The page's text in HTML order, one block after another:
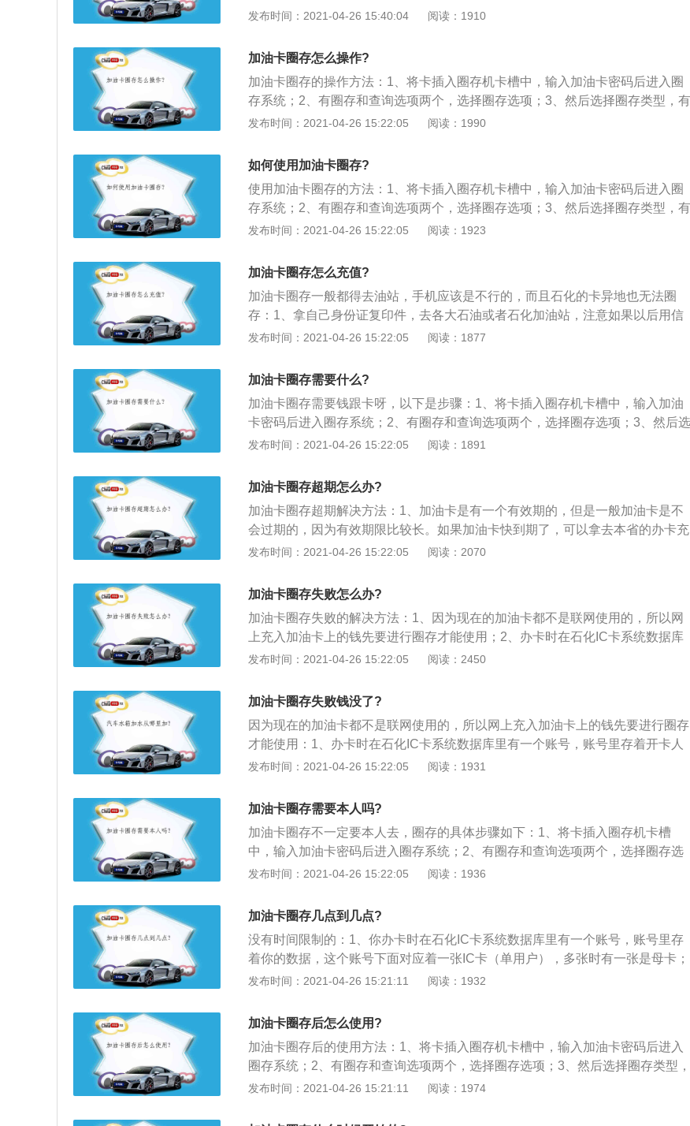
步；2、你在网上往加油卡里充了钱，服务器里有你充钱的数据，但是加油卡芯
是没有充到钱的；3、加油卡是可以自己圈存的，圈存操作很简单，加油卡充值
后，到加油站使用圈存机圈存。
发布时间：2021-04-26 15:40:04 阅读：1910
加油卡圈存怎么操作?
加油卡圈存的操作方法：1、将卡插入圈存机卡槽中，输入加油卡密码后进入圈
存系统；2、有圈存和查询选项两个，选择圈存选项；3、然后选择圈存类型，有
电子钱包和积分选项，选择电子钱包；4、输入圈存金额按确认键后，提示交易
出，再按退卡键退卡，完成整个圈存操作。
发布时间：2021-04-26 15:22:05 阅读：1990
如何使用加油卡圈存?
使用加油卡圈存的方法：1、将卡插入圈存机卡槽中，输入加油卡密码后进入圈
存系统；2、有圈存和查询选项两个，选择圈存选项；3、然后选择圈存类型，有
电子钱包和积分选项，选择电子钱包；4、输入圈存金额按确认键后，提示交易
出，再按退卡键退卡，完成整个圈存操作。
发布时间：2021-04-26 15:22:05 阅读：1923
加油卡圈存怎么充值?
加油卡圈存一般都得去油站，手机应该是不行的，而且石化的卡异地也无法圈
存：1、拿自己身份证复印件，去各大石油或者石化加油站，注意如果以后用信
用卡或者储蓄卡为，加油卡充值的话，要卡与卡的名字相符以前不要现在这里就
加油卡相关事项；3、选择本人想要付款的方式，如果是支票方式，需提前一天
将支票送至加油站，待支票兑现入账后，方可进行下一步的办理流程；4、支付
方式为转账，就需要向加油站会计询问油站的账号，户名和开户银行等信息，并
留下油站会计的联系方式和传真号。将款打进对方账户后，可将打款成功的回单
以传真的形式传至油站，并联系会计进行确认，方可进行下一步的办理流程。
发布时间：2021-04-26 15:22:05 阅读：1877
加油卡圈存需要什么?
加油卡圈存需要钱跟卡呀，以下是步骤：1、将卡插入圈存机卡槽中，输入加油
卡密码后进入圈存系统；2、有圈存和查询选项两个，选择圈存选项；3、然后选
择圈存类型，有电子钱包和积分选项，选择电子钱包；4、输入圈存金额按确认
就按返回键退出，再按退卡键退卡，完成整个圈存操作。
发布时间：2021-04-26 15:22:05 阅读：1891
加油卡圈存超期怎么办?
加油卡圈存超期解决方法：1、加油卡是有一个有效期的，但是一般加油卡是不
会过期的，因为有效期限比较长。如果加油卡快到期了，可以拿去本省的办卡充
值网点进行延期升级；2、一般情况下你在售卡网点进行充值或者圈存等操作
会进行延长期限的操作，所以如果一直在用就不需担心你的加油卡是否过期，万
一好多年没用过这张卡，也不需要担心里面的钱没有了，会一直存在卡里的，等
以后要用了，又会自动升级延期加油卡。
发布时间：2021-04-26 15:22:05 阅读：2070
加油卡圈存失败怎么办?
加油卡圈存失败的解决方法：1、因为现在的加油卡都不是联网使用的，所以网
上充入加油卡上的钱先要进行圈存才能使用；2、办卡时在石化IC卡系统数据库
里有一个账号，账号里存着开卡人的数据，这个账号下面对应着一张IC卡（单用
加油金额减少，直到这张IC卡里的金额为0后，IC卡就加不了油了；3、当用户自
己或别人帮忙在加油卡绑定的账号里交钱，但只交钱你的IC卡还是加不了油。因
为钱的金额信息还没存入油卡的IC卡里去，需要用户带上的IC卡到加油站的专门
机上存贮一下信息将需要加油的资金转入IC卡的加油卡中圈存起来，这样加油卡
上有了数据又可以继续加油了；4、“单用户圈存”“显示未圈存金额”就是提醒“带用
发布时间：2021-04-26 15:22:05 阅读：2450
加油卡圈存失败钱没了?
因为现在的加油卡都不是联网使用的，所以网上充入加油卡上的钱先要进行圈存
才能使用：1、办卡时在石化IC卡系统数据库里有一个账号，账号里存着开卡人
的数据，这个账号下面对应着一张IC卡（单用户），用户到加油站加油时，用的
金额为0后，IC卡就加不了油了；2、当用户自己或别人帮忙在加油卡绑定的账号
里交钱，但只交钱你的IC卡还是加不了油。因为钱的金额信息还没存入油卡的IC
卡里去，需要用户带上的IC卡到加油站的专门机上存贮一下信息将需要加油的资
金转入IC卡的加油卡中圈存起来，这样加油卡上有了数据又可以继续加油了；
3、“单用户圈存”“显示未圈存金额”就是提醒“带用户的IC卡到加油站的专门机上存
发布时间：2021-04-26 15:22:05 阅读：1931
加油卡圈存需要本人吗?
加油卡圈存不一定要本人去，圈存的具体步骤如下：1、将卡插入圈存机卡槽
中，输入加油卡密码后进入圈存系统；2、有圈存和查询选项两个，选择圈存选
项；3、然后选择圈存类型，有电子钱包和积分选项，选择电子钱包；4、输入圈
小票，不需要就按返回键退出，再按退卡键退卡，完成整个圈存操作。
发布时间：2021-04-26 15:22:05 阅读：1936
加油卡圈存几点到几点?
没有时间限制的：1、你办卡时在石化IC卡系统数据库里有一个账号，账号里存
着你的数据，这个账号下面对应着一张IC卡（单用户），多张时有一张是母卡；
2、你到加油站加油时，用的是IC卡加油，IC卡上记录着你的金额会随着加油金
是你自己或别人帮你在你的账号里交钱，但只交钱你的IC卡还是加不了油；3、
为什么，因为钱的金额信息还没存入你的IC卡里去，于是你就得带你的IC卡到加
油站的专门机上存贮一下信息，这样你的卡上有了数据又可以继续加油了。“单用
户圈存”就是“带你的IC卡到加油站的专门机上存贮一下信息”的这一步骤。多用户
也是一样，只是多一个环节，就是把母卡上的钱分配给分卡的子账户而已，分配
发布时间：2021-04-26 15:21:11 阅读：1932
加油卡圈存后怎么使用?
加油卡圈存后的使用方法：1、将卡插入圈存机卡槽中，输入加油卡密码后进入
圈存系统；2、有圈存和查询选项两个，选择圈存选项；3、然后选择圈存类型，
有电子钱包和积分选项，选择电子钱包；4、输入圈存金额按确认键后，提示交
出，再按退卡键退卡，完成整个圈存操作。
发布时间：2021-04-26 15:21:11 阅读：1974